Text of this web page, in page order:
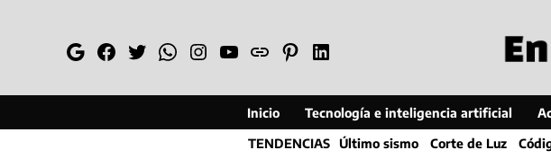
GoogleFacebook
TwitterWhatsapp
Instagram
YouTube
WebPinterestLinkedin
Inicio Tecnología e inteligencia artificial
TENDENCIAS Último sismo Corte de Luz